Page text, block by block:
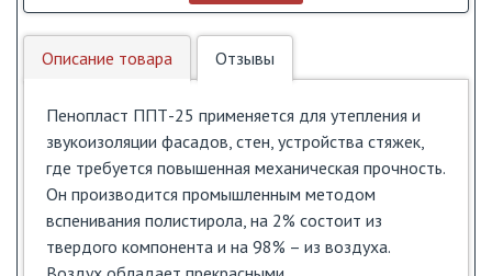
Описание товара Отзывы
Пенопласт ППТ-25 применяется для утепления и
звукоизоляции фасадов, стен, устройства стяжек,
где требуется повышенная механическая прочность.
Он производится промышленным методом
вспенивания полистирола, на 2% состоит из
твердого компонента и на 98% – из воздуха.